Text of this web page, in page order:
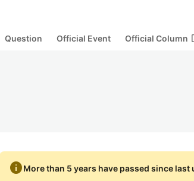
Question Official Event Official Column
infoMore than 5 years have passed since last